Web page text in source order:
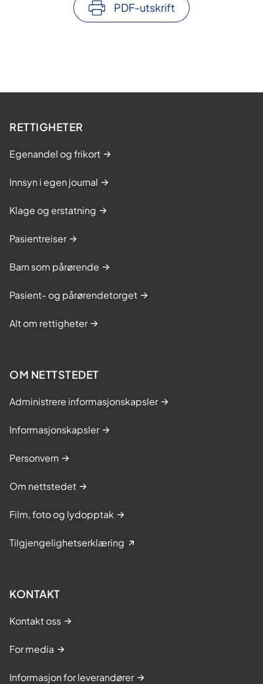
PDF-utskrift
RETTIGHETER
Egenandel og frikort
Innsyn i egen journal
Klage og erstatning
Pasientreiser
Barn som pårørende
Pasient- og pårørendetorget
Alt om rettigheter
OM NETTSTEDET
Administrere informasjonskapsler
Informasjonskapsler
Personvern
Om nettstedet
Film, foto og lydopptak
Tilgjengelighetserklæring
KONTAKT
Kontakt oss
For media
Informasjon for leverandører